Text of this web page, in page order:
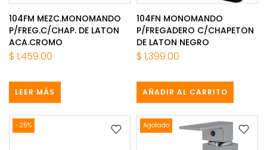
104FM MEZC.MONOMANDO
P/FREG.C/CHAP. DE LATON
ACA.CROMO
$ 1,459.00
LEER MÁS
104FN MONOMANDO
P/FREGADERO C/CHAPETON
DE LATON NEGRO
$ 1,399.00
AÑADIR AL CARRITO
-25% Agotado